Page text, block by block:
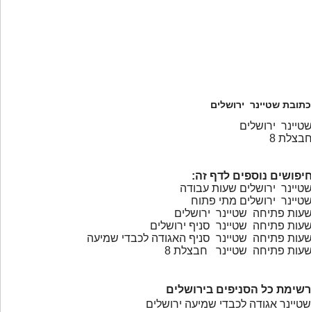
כתובת שטיינר ירושלים
ירושלים
8
נוספים לדף זה:
ירושלים שעות עבודה
ירושלים מתי פתוח
פתיחה שטיינר ירושלים
פתיחה שטיינר סניף ירושלים
פתיחה שטיינר סניף האגודה לכבדי שמיעה
פתיחה שטיינר חבצלת 8
רשימת כל הסניפים בירושלים
שטיינר אגודה לכבדי שמיעה ירושלים